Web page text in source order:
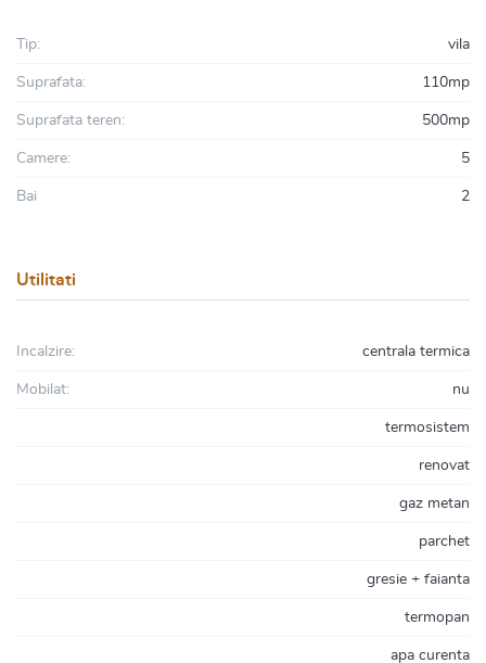
Tip: vila
Suprafata: 110mp
Suprafata teren: 500mp
Camere: 5
Bai 2
Utilitati
Incalzire: centrala termica
Mobilat: nu
termosistem
renovat
gaz metan
parchet
gresie + faianta
termopan
apa curenta